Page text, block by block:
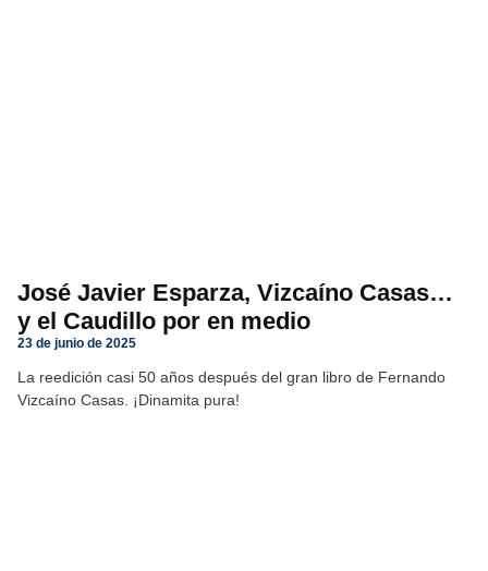
José Javier Esparza, Vizcaíno Casas…
y el Caudillo por en medio
23 de junio de 2025
La reedición casi 50 años después del gran libro de Fernando
Vizcaíno Casas. ¡Dinamita pura!